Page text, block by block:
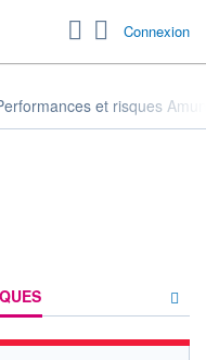
Connexion
et risques